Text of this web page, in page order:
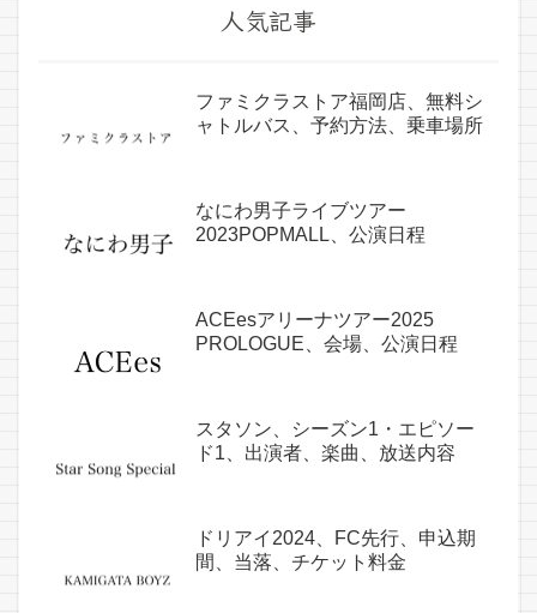
人気記事
ファミクラストア福岡店、無料シ
ャトルバス、予約方法、乗車場所
なにわ男子ライブツアー
2023POPMALL、公演日程
ACEesアリーナツアー2025
PROLOGUE、会場、公演日程
スタソン、シーズン1・エピソー
ド1、出演者、楽曲、放送内容
ドリアイ2024、FC先行、申込期
間、当落、チケット料金